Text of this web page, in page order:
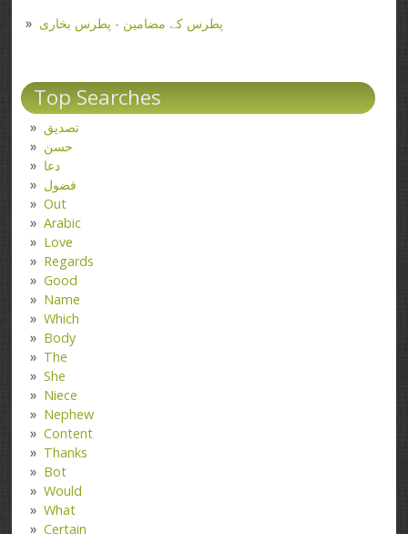
پطرس کے مضامین - پطرس بخاری
Top Searches
تصدیق
حسن
دعا
فضول
Out
Arabic
Love
Regards
Good
Name
Which
Body
The
She
Niece
Nephew
Content
Thanks
Bot
Would
What
Certain